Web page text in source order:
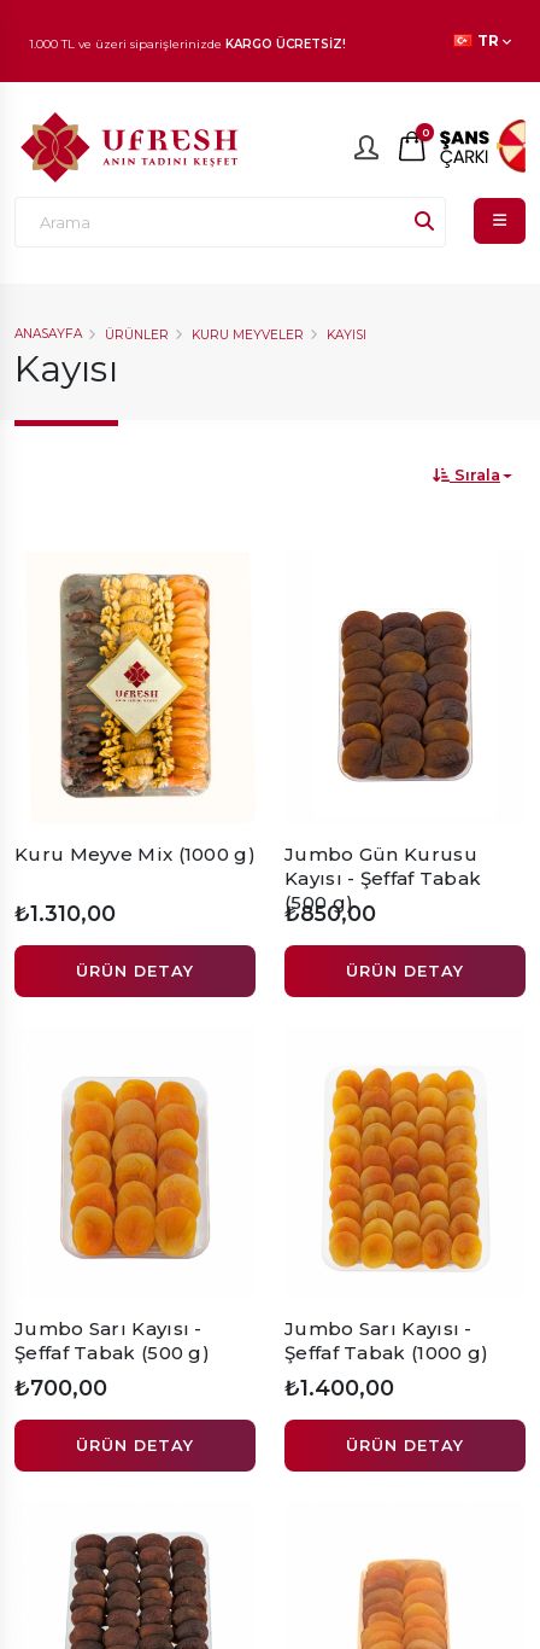
1.000 TL ve üzeri siparişlerinizde KARGO ÜCRETSİZ!
En beğenilen ürünlerdeİNDİRİMfırsatı!
TR
0
ANASAYFA ÜRÜNLER KURU MEYVELER KAYISI
Kayısı
Sırala
Kuru Meyve Mix (1000 g)
₺1.310,00
ÜRÜN DETAY
Jumbo Gün Kurusu
Kayısı - Şeffaf Tabak
(500 g)
₺850,00
ÜRÜN DETAY
Jumbo Sarı Kayısı -
Şeffaf Tabak (500 g)
₺700,00
ÜRÜN DETAY
Jumbo Sarı Kayısı -
Şeffaf Tabak (1000 g)
₺1.400,00
ÜRÜN DETAY